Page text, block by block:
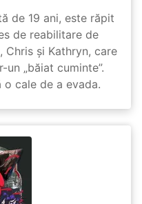
de 19 ani, este răpit
de reabilitare de
și Kathryn, care
„băiat cuminte”.
o cale de a evada.